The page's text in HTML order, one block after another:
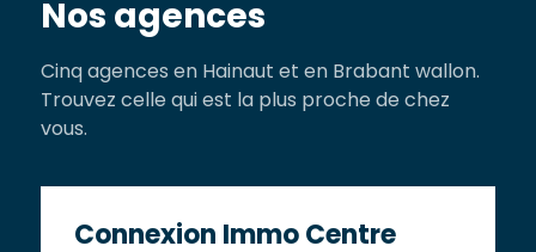
Nos agences
Cinq agences en Hainaut et en Brabant wallon.
Trouvez celle qui est la plus proche de chez
vous.
Connexion Immo Centre